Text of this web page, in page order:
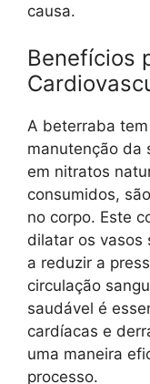
causa.
Benefícios
A beterraba
manutenção da
em nitratos
consumidos,
no corpo. Este
dilatar os vasos
a reduzir a
circulação
saudável é
cardíacas e
uma maneira
processo.